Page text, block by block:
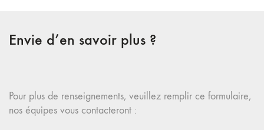
Envie d’en savoir plus ?
Pour plus de renseignements, veuillez remplir ce formulaire,
nos équipes vous contacteront :